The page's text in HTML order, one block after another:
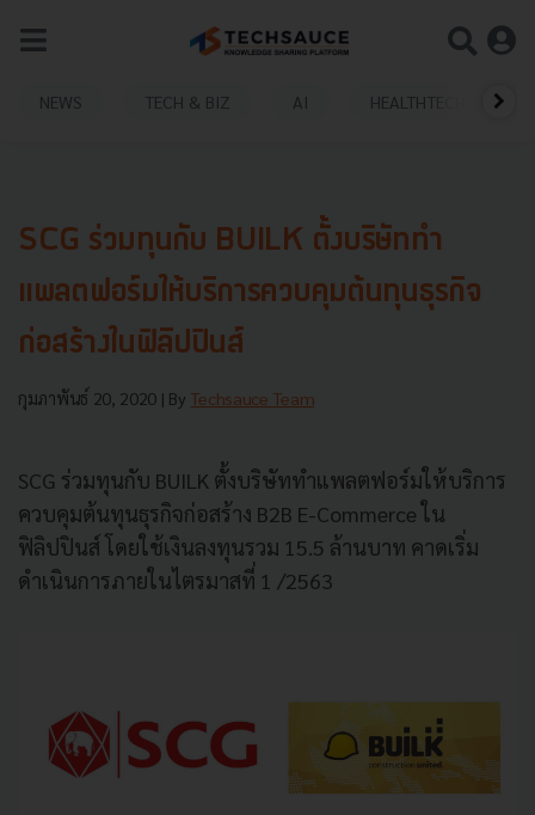
NEWS TECH & BIZ AI HEALTHTECH
SCG ร่วมทุนกับ BUILK ตั้งบริษัททำ
แพลตฟอร์มให้บริการควบคุมต้นทุนธุรกิจ
ก่อสร้างในฟิลิปปินส์
กุมภาพันธ์ 20, 2020 | By Techsauce Team
SCG ร่วมทุนกับ BUILK ตั้งบริษัททำแพลตฟอร์มให้บริการ
ควบคุมต้นทุนธุรกิจก่อสร้าง B2B E-Commerce ใน
ฟิลิปปินส์ โดยใช้เงินลงทุนรวม 15.5 ล้านบาท คาดเริ่ม
ดำเนินการภายในไตรมาสที่ 1 /2563